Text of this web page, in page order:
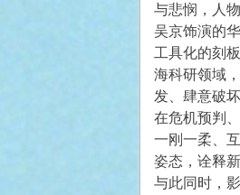
与悲悯，人
吴京饰演的
工具化的刻
海科研领域
发、肆意破
在危机预判
一刚一柔、
姿态，诠释
与此同时，